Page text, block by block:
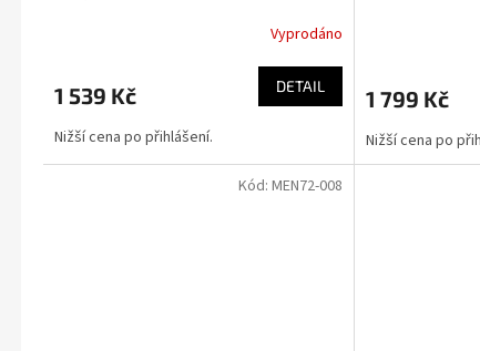
Vyprodáno
1 539 Kč DETAIL
Nižší cena po přihlášení.
1 799 Kč
Nižší cena po
Kód: MEN72-008